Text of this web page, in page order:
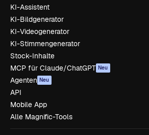
KI-Assistent
KI-Bildgenerator
KI-Videogenerator
KI-Stimmengenerator
Stock-Inhalte
MCP für Claude/ChatGPT Neu
Agenten Neu
API
Mobile App
Alle Magnific-Tools